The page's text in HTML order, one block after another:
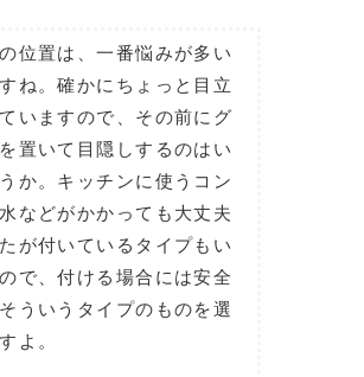
位置は、一番悩みが多い
ね。確かにちょっと目立
いますので、その前にグ
置いて目隠しするのはい
か。キッチンに使うコン
などがかかっても大丈夫
が付いているタイプもい
で、付ける場合には安全
ういうタイプのものを選
よ。